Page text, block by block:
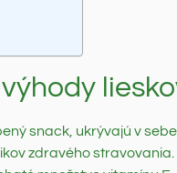
snack, ukrývajú v
zdravého stravovania.